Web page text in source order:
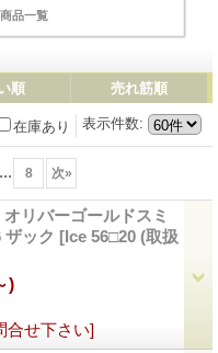
品一覧
順 売れ筋順
表示件数:
在庫あり
... 8 次»
リバーゴールドスミ
ザック [Ice 56□20 (取扱
)
合せ下さい]